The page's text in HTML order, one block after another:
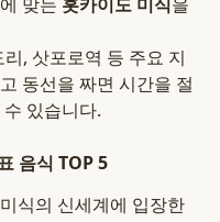
, 삿포로역 등 주요 지
동선을 짜면 시간을 절
있습니다.
음식 TOP 5
식의 신세계에 입장한